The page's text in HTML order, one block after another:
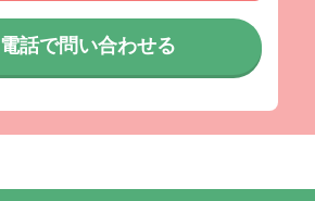
電話で問い合わせる